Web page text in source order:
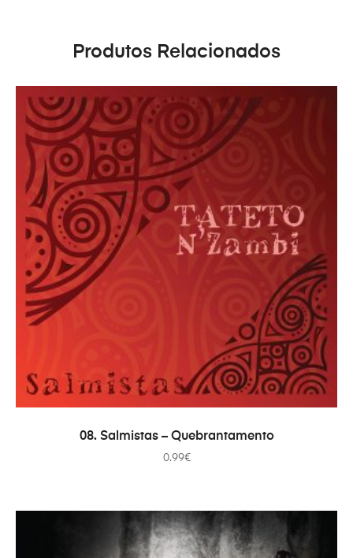
Produtos Relacionados
ADICIONAR
08. Salmistas – Quebrantamento
0.99€